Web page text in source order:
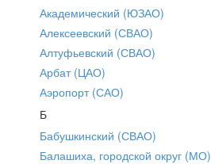
Академический (ЮЗАО)
Алексеевский (СВАО)
Алтуфьевский (СВАО)
Арбат (ЦАО)
Аэропорт (САО)
Б
Бабушкинский (СВАО)
Балашиха, городской округ (МО)